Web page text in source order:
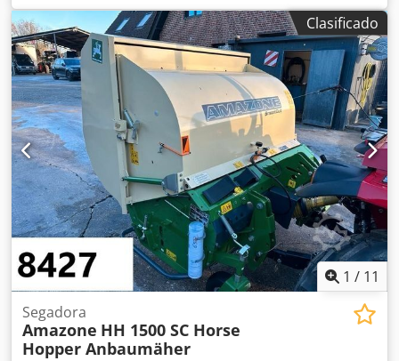
Amazone -Tamaño del neumático -Buje: Ø 40 mm -
Dimensión: Ø 750 -Precio total: por los 3 neumáticos -Peso:
51 kg/unidad
Clasificado
1 / 11
Segadora
Amazone HH 1500 SC Horse
Hopper Anbaumäher